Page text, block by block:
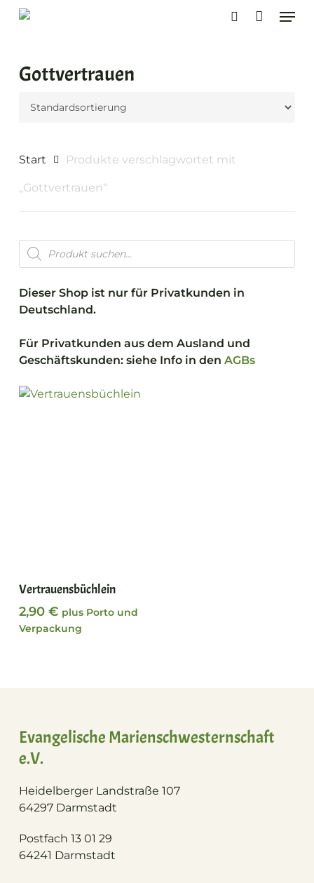
Skip
Gottvertrauen
Start Produkte verschlagwortet mit
„Gottvertrauen“
Products
search
Dieser Shop ist nur für Privatkunden in
Deutschland.
Für Privatkunden aus dem Ausland und
Geschäftskunden: siehe Info in den AGBs
In den Warenkorb
Vertrauensbüchlein
2,90 € plus Porto und
Verpackung
Evangelische Marienschwesternschaft
e.V.
Heidelberger Landstraße 107
64297 Darmstadt
Postfach 13 01 29
64241 Darmstadt